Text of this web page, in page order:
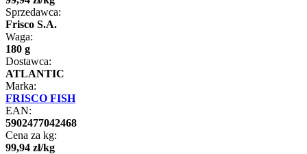
Sprzedawca:
Frisco S.A.
Waga:
180 g
Dostawca:
ATLANTIC
Marka:
FRISCO FISH
EAN:
5902477042468
Cena za kg:
99,94 zł/kg